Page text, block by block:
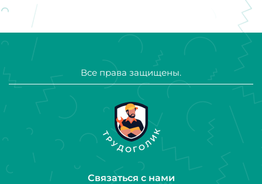
Все права защищены.
Связаться с нами